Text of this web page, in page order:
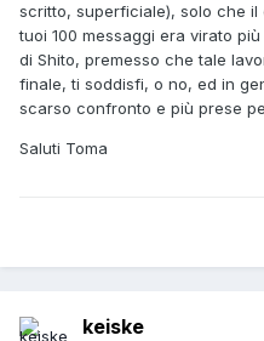
scritto, superficiale), solo che
tuoi 100 messaggi era virato
di Shito, premesso che tale
finale, ti soddisfi, o no, ed in
scarso confronto e più prese
Saluti Toma
keiske